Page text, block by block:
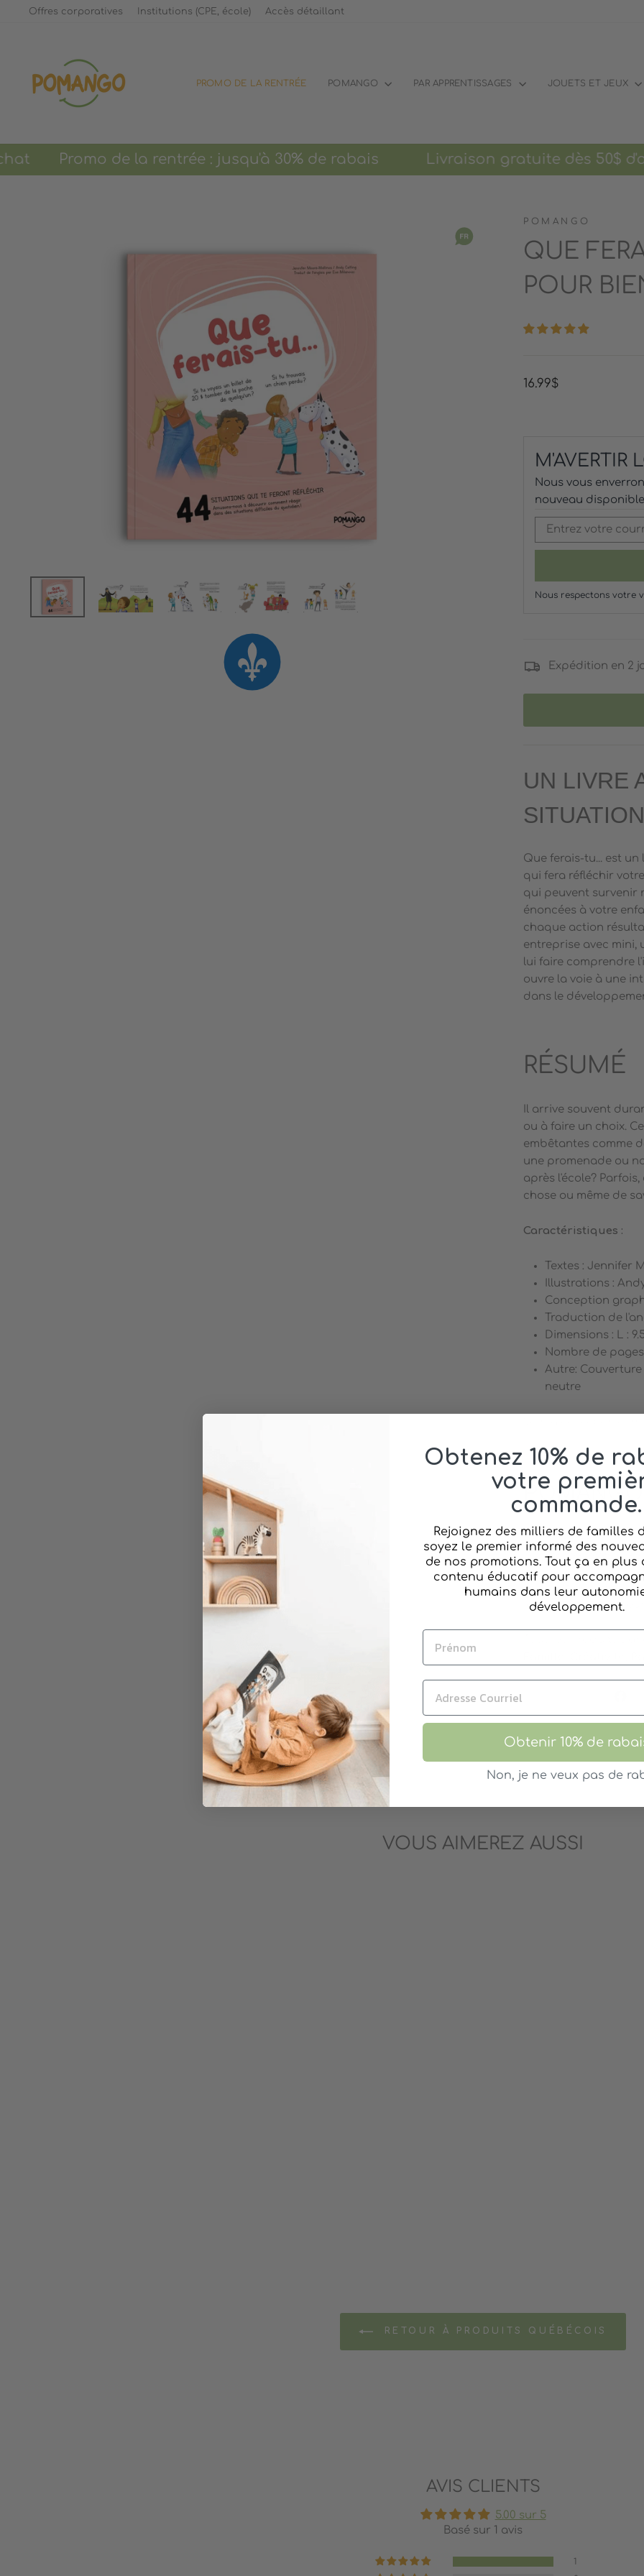
PasserOffres corporatives Institutions (CPE, école) Accès détaillant
PROMO DE LA RENTRÉE POMANGO PAR APPRENTISSAGES JOUETS ET JEUX
Promo de la rentrée : jusqu'à 30% de rabais Livraison gratuite dès 50$ d'achat
POMANGO
QUE
POUR
Prix
16.99$
M'AVERTIR
Nous vous
nouveau
Nous respectons votre
Expédition en 2
UN LIVRE
Que ferais-tu... est
qui fera réfléchir
qui peuvent survenir
énoncées à votre
chaque action
entreprise avec mini,
lui faire comprendre
ouvre la voie à une
dans le
RÉSUMÉ
Il arrive souvent
ou à faire un choix.
embêtantes comme
une promenade ou
après l'école?
chose ou même de
Caractéristiques :
Textes : Jennifer
Illustrations :
Conception
Traduction de
Dimensions : L :
Nombre de pages
Autre:
neutre
POMANGO
Pomango est une
familial, les relations
évolution, Pomango
puissent
leur autonomie et
Tous les produits
VOUS AIMEREZ AUSSI
RETOUR À PRODUITS QUÉBÉCOIS
AVIS CLIENTS
5.00 sur 5
Basé sur 1 avis
1
Obtenez 10% de
votre
commande.
Rejoignez des milliers de familles
soyez le premier informé des
de nos promotions. Tout ça en plus
contenu éducatif pour
humains dans leur
développement.
Obtenir 10% de
Non, je ne veux pas de